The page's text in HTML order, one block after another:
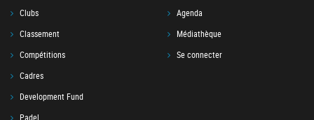
Clubs
Classement
Compétitions
Cadres
Development Fund
Padel
Agenda
Médiathèque
Se connecter